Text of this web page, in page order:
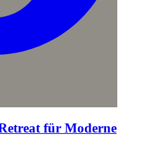
für Moderne